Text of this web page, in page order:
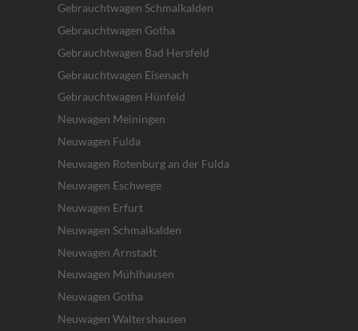
Gebrauchtwagen Schmalkalden
Gebrauchtwagen Gotha
Gebrauchtwagen Bad Hersfeld
Gebrauchtwagen Eisenach
Gebrauchtwagen Hünfeld
Neuwagen Meiningen
Neuwagen Fulda
Neuwagen Rotenburg an der Fulda
Neuwagen Eschwege
Neuwagen Erfurt
Neuwagen Schmalkalden
Neuwagen Arnstadt
Neuwagen Mühlhausen
Neuwagen Gotha
Neuwagen Waltershausen